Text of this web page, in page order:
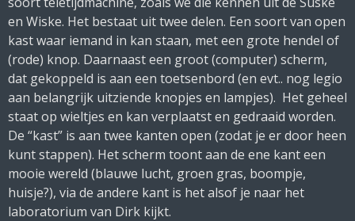
en Wiske. Het bestaat uit twee delen. Een soort van open
kast waar iemand in kan staan, met een grote hendel of
(rode) knop. Daarnaast een groot (computer) scherm,
dat gekoppeld is aan een toetsenbord (en evt.. nog legio
aan belangrijk uitziende knopjes en lampjes). Het geheel
staat op wieltjes en kan verplaatst en gedraaid worden.
De “kast” is aan twee kanten open (zodat je er door heen
kunt stappen). Het scherm toont aan de ene kant een
mooie wereld (blauwe lucht, groen gras, boompje,
huisje?), via de andere kant is het alsof je naar het
laboratorium van Dirk kijkt.